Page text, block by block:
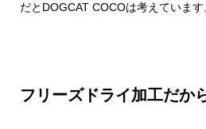
だとDOGCAT COCOは考えています
フリーズドライ加工だか